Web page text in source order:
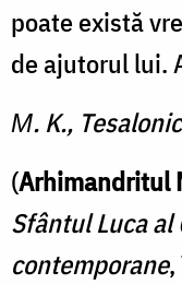
poate există
de ajutorul lui.
М. K., Tesalonic
(Arhimandritul
Sfântul Luca al
contemporane,